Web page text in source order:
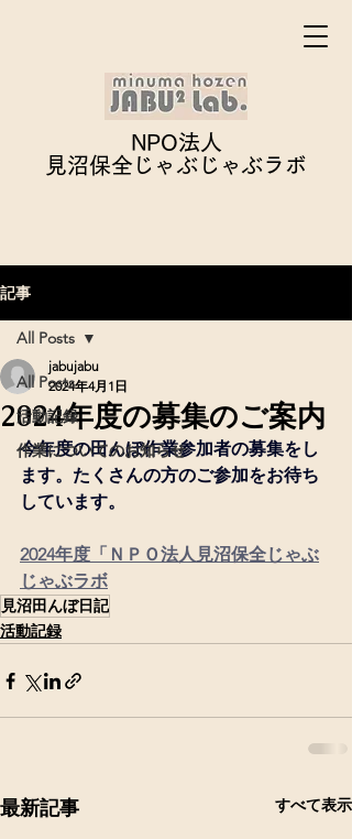
NPO法人
見沼保全じゃぶじゃぶラボ
記事
All Posts
活動記録
作業についてのお知らせ
All Posts
2024年度の募集のご案内
jabujabu
2024年4月1日
今年度の田んぼ作業参加者の募集をし
ます。たくさんの方のご参加をお待ち
しています。
2024年度「ＮＰＯ法人見沼保全じゃぶ
じゃぶラボ
見沼田んぼ日記
活動記録
最新記事 すべて表示